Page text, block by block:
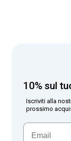
10% sul
Iscriviti alla
prossimo